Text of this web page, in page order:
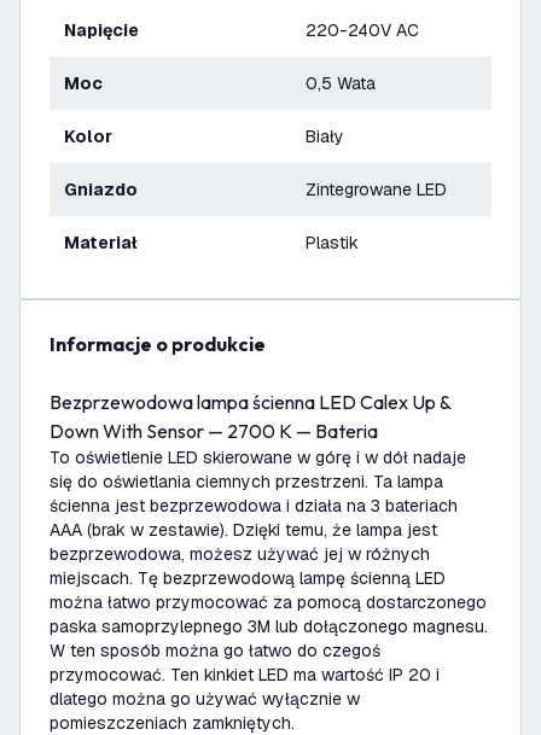
Napięcie 220-240V AC
Moc 0,5 Wata
Kolor Biały
Gniazdo Zintegrowane LED
Materiał Plastik
informacje o produkcie
Bezprzewodowa lampa ścienna LED Calex Up &
Down With Sensor — 2700 K — Bateria
To oświetlenie LED skierowane w górę i w dół nadaje
się do oświetlania ciemnych przestrzeni. Ta lampa
ścienna jest bezprzewodowa i działa na 3 bateriach
AAA (brak w zestawie). Dzięki temu, że lampa jest
bezprzewodowa, możesz używać jej w różnych
miejscach. Tę bezprzewodową lampę ścienną LED
można łatwo przymocować za pomocą dostarczonego
paska samoprzylepnego 3M lub dołączonego magnesu.
W ten sposób można go łatwo do czegoś
przymocować. Ten kinkiet LED ma wartość IP 20 i
dlatego można go używać wyłącznie w
pomieszczeniach zamkniętych.